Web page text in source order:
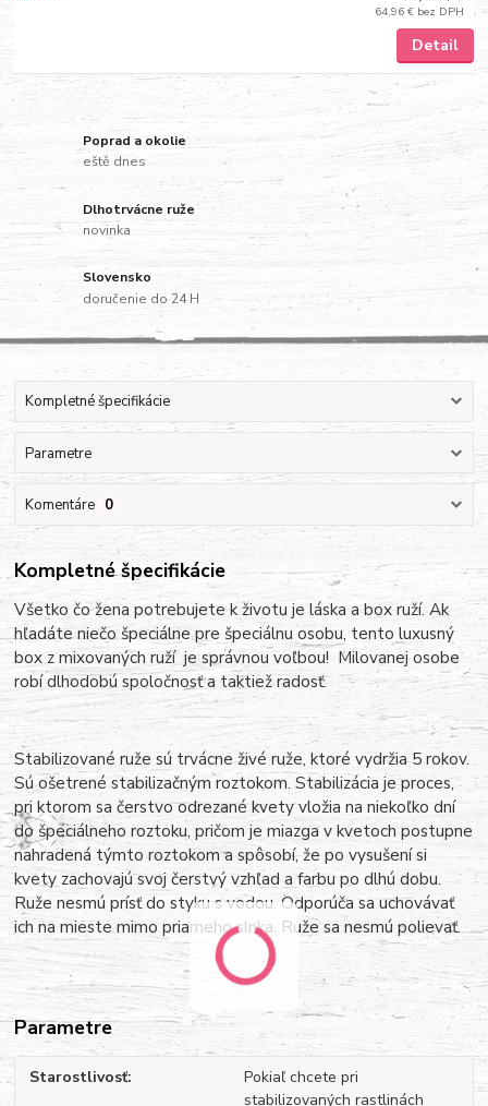
64,96 € bez DPH
Detail
Poprad a okolie
eště dnes
Dlhotrvácne ruže
novinka
Slovensko
doručenie do 24 H
Kompletné špecifikácie
Parametre
Komentáre 0
Kompletné špecifikácie
Všetko čo žena potrebujete k životu je láska a box ruží. Ak
hľadáte niečo špeciálne pre špeciálnu osobu, tento luxusný
box z mixovaných ruží je správnou voľbou! Milovanej osobe
robí dlhodobú spoločnosť a taktiež radosť.
Stabilizované ruže sú trvácne živé ruže, ktoré vydržia 5 rokov.
Sú ošetrené stabilizačným roztokom. Stabilizácia je proces,
pri ktorom sa čerstvo odrezané kvety vložia na niekoľko dní
do špeciálneho roztoku, pričom je miazga v kvetoch postupne
nahradená týmto roztokom a spôsobí, že po vysušení si
kvety zachovajú svoj čerstvý vzhľad a farbu po dlhú dobu.
Ruže nesmú prísť do styku s vodou. Odporúča sa uchovávať
ich na mieste mimo priameho slnka. Ruže sa nesmú polievať.
Parametre
Starostlivosť
Pokiaľ chcete pri
stabilizovaných rastlinách